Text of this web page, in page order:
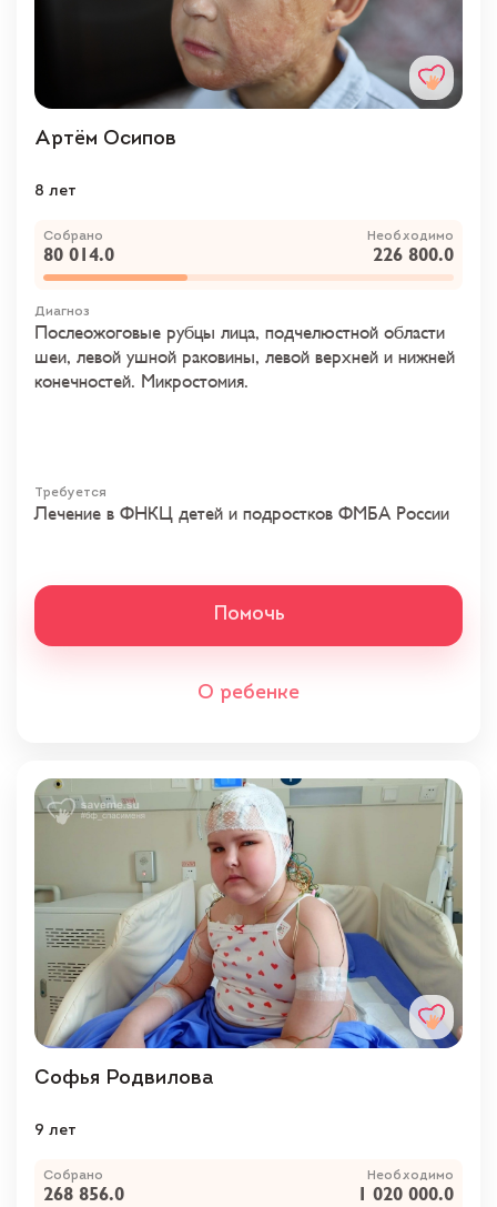
Артём Осипов
8 лет
Собрано
80 014.0
Необходимо
226 800.0
Диагноз
Послеожоговые рубцы лица, подчелюстной области
шеи, левой ушной раковины, левой верхней и нижней
конечностей. Микростомия.
Требуется
Лечение в ФНКЦ детей и подростков ФМБА России
Помочь
О ребенке
Софья Родвилова
9 лет
Собрано
268 856.0
Необходимо
1 020 000.0